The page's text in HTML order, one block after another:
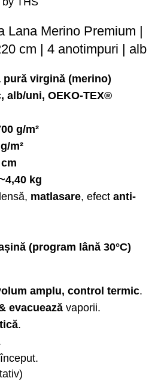
Merino Premium |
cm | 4 anotimpuri | alb
pură virgină (merino)
alb/uni, OEKO-TEX®
g/m²
m²
kg
matlasare, efect anti-
(program lână 30°C)
amplu, control termic.
evacuează vaporii.
.